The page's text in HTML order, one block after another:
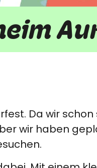
Da wir
wir haben